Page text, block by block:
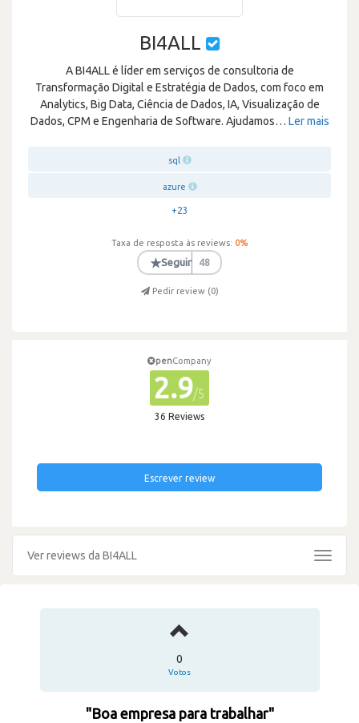
BI4ALL
A BI4ALL é líder em serviços de consultoria de
Transformação Digital e Estratégia de Dados, com foco em
Analytics, Big Data, Ciência de Dados, IA, Visualização de
Dados, CPM e Engenharia de Software. Ajudamos… Ler mais
sql
azure
+23
Taxa de resposta às reviews: 0%
★Seguir 48
Pedir review (0)
penCompany
2.9/5
36 Reviews
Escrever review
Ver reviews da BI4ALL
Toggle
0
Votos
"Boa empresa para trabalhar"